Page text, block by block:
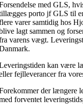
med GLS,
porto jf GLS til
varer samtidig hos
lagt sammen og
varens vægt.
kan være
fejlleverancer fra
der længere
forventet